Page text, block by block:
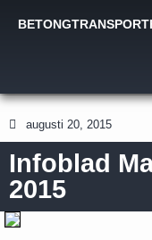
augusti 20, 2015
Infoblad
2015